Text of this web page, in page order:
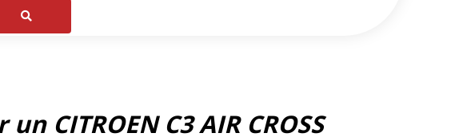
CITROEN C3 AIR CROSS